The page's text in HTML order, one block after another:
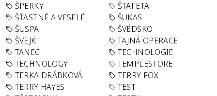
ŠPERKY
ŠTAFETA
ŠŤASTNÉ A VESELÉ
ŠUKAS
ŠUSPA
ŠVÉDSKO
ŠVEJK
TAJNÁ OPERACE
TANEC
TECHNOLOGIE
TECHNOLOGY
TEMPLESTORE
TERKA DRÁBKOVÁ
TERRY FOX
TERRY HAYES
TEST